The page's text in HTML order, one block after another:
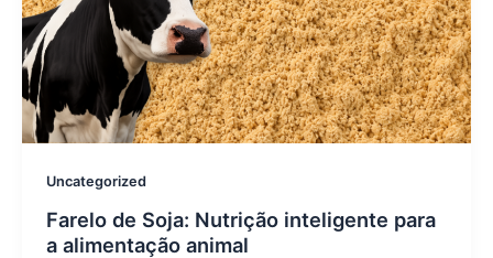
Uncategorized
Farelo de Soja: Nutrição inteligente para
a alimentação animal